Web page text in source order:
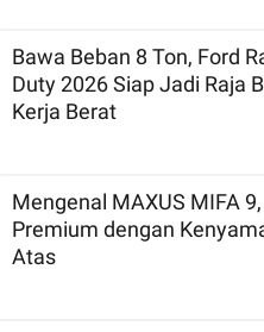
Bawa Beban 8 Ton, Ford
Duty 2026 Siap Jadi Raja
Kerja Berat
Mengenal MAXUS MIFA
Premium dengan
Atas